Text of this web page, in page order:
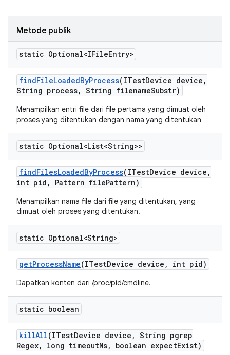
Metode publik
static Optional<IFileEntry>
findFileLoadedByProcess(ITestDevice device ,
String process, String filenameSubstr)
Menampilkan entri file dari file pertama yang dimuat oleh
proses yang ditentukan dengan nama yang ditentukan
static Optional<List<String>>
findFilesLoadedByProcess(ITestDevice device ,
int pid , Pattern filePattern)
Menampilkan nama file dari file yang ditentukan, yang
dimuat oleh proses yang ditentukan.
static Optional<String>
getProcessName(ITestDevice device , int pid)
Dapatkan konten dari /proc/pid/cmdline.
static boolean
killAll(ITestDevice device , String pgrep
Regex, long timeoutMs, boolean expectExist)